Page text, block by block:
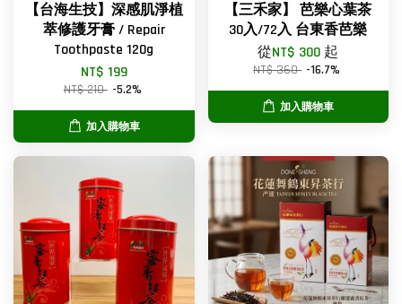
【台海生技】深感肌淨植
萃修護牙膏 / Repair
Toothpaste 120g
NT$ 199
NT$ 210 -5.2%
加入購物車
【三禾家】 芭樂心葉茶
30入/72入 台東香芭樂
從NT$ 300 起
NT$ 360 -16.7%
加入購物車